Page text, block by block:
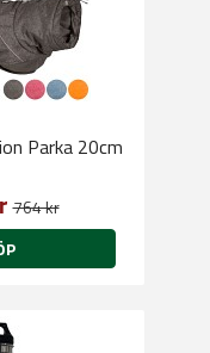
Parka 20cm
764 kr